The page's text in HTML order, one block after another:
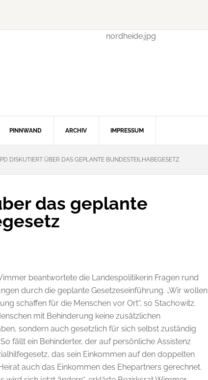
PINNWAND ARCHIV IMPRESSUM
DISKUTIERT ÜBER DAS GEPLANTE BUNDESTEILHABEGESETZ
das geplante
beantwortete die Landespolitikerin Fragen rund
durch die geplante Gesetzeseinführung. „Wir wollen
schaffen für die Menschen vor Ort“, so Stachowitz.
mit Behinderung keine zusätzlichen
sondern auch gesetzlich für sich selbst zuständig
fällt ein Behinderter, der auf persönliche Assistenz
das sein Einkommen auf den doppelten
auch das Einkommen des Ehepartners gerechnet.